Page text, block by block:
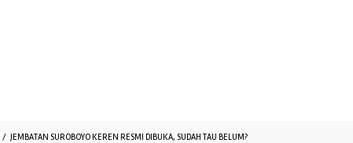
/ JEMBATAN SUROBOYO KEREN RESMI DIBUKA, SUDAH TAU BELUM?